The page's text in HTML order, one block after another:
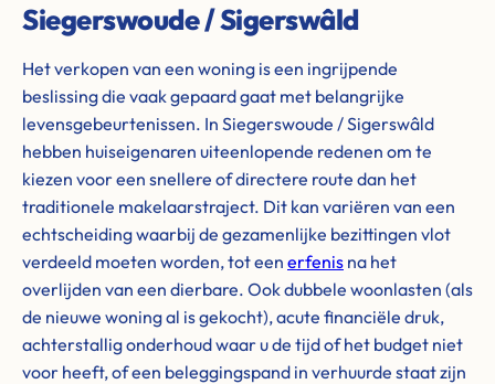
Siegerswoude / Sigerswâld
Het verkopen van een woning is een ingrijpende
beslissing die vaak gepaard gaat met belangrijke
levensgebeurtenissen. In Siegerswoude / Sigerswâld
hebben huiseigenaren uiteenlopende redenen om te
kiezen voor een snellere of directere route dan het
traditionele makelaarstraject. Dit kan variëren van een
echtscheiding waarbij de gezamenlijke bezittingen vlot
verdeeld moeten worden, tot een erfenis na het
overlijden van een dierbare. Ook dubbele woonlasten (als
de nieuwe woning al is gekocht), acute financiële druk,
achterstallig onderhoud waar u de tijd of het budget niet
voor heeft, of een beleggingspand in verhuurde staat zijn